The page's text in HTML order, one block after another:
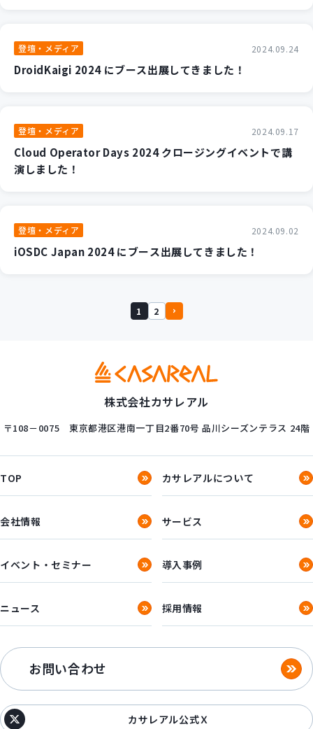
登壇・メディア 2024.09.24
DroidKaigi 2024 にブース出展してきました！
登壇・メディア 2024.09.17
Cloud Operator Days 2024 クロージングイベントで講
演しました！
登壇・メディア 2024.09.02
iOSDC Japan 2024 にブース出展してきました！
1 2
株式会社カサレアル
〒108－0075 東京都港区港南一丁目2番70号 品川シーズンテラス 24階
TOP カサレアルについて
会社情報 サービス
イベント・セミナー 導入事例
ニュース 採用情報
お問い合わせ
カサレアル公式Ｘ